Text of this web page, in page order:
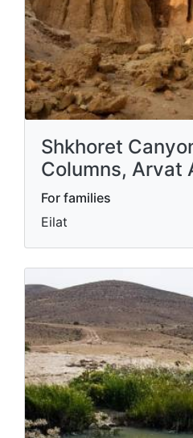
Shkhoret
Columns, Arvat
For families
Eilat